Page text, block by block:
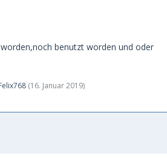
benutzt worden und oder
(16. Januar 2019)